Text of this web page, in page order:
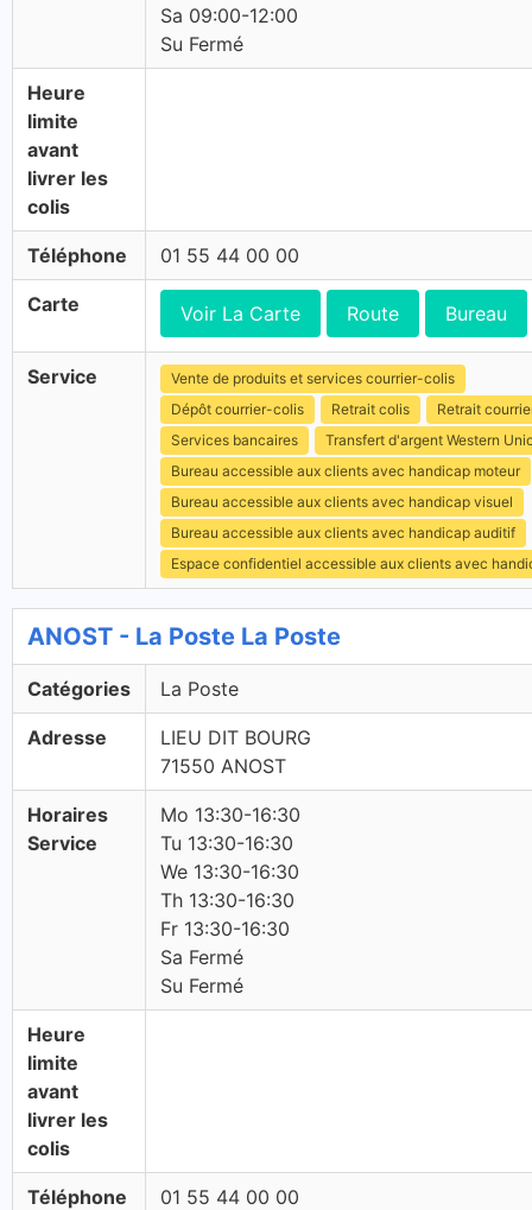
Sa 09:00-12:00
Su Fermé
Heure
limite
avant
livrer les
colis
Téléphone 01 55 44 00 00
Carte Voir La Carte Route Bureau
Service
Vente de produits et services courrier-colis
Dépôt courrier-colis
Retrait colis
Retrait
Services bancaires
Transfert d'argent Western
Bureau accessible aux clients avec handicap moteur
Bureau accessible aux clients avec handicap visuel
Bureau accessible aux clients avec handicap auditif
Espace confidentiel accessible aux clients avec
ANOST - La Poste La Poste
Catégories La Poste
Adresse
LIEU DIT BOURG
71550 ANOST
Horaires
Service
Mo 13:30-16:30
Tu 13:30-16:30
We 13:30-16:30
Th 13:30-16:30
Fr 13:30-16:30
Sa Fermé
Su Fermé
Heure
limite
avant
livrer les
colis
Téléphone 01 55 44 00 00